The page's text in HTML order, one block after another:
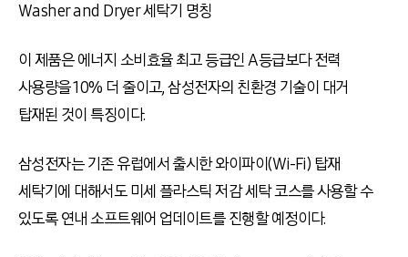
Washer and Dryer 세탁기 명칭
이 제품은 에너지 소비효율 최고 등급인 A등급보다 전력
사용량을 10% 더 줄이고, 삼성전자의 친환경 기술이 대거
탑재된 것이 특징이다.
삼성전자는 기존 유럽에서 출시한 와이파이(Wi-Fi) 탑재
세탁기에 대해서도 미세 플라스틱 저감 세탁 코스를 사용할 수
있도록 연내 소프트웨어 업데이트를 진행할 예정이다.